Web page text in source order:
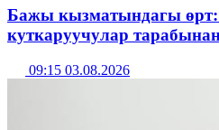
Бажы кызматындагы
куткаруучулар
09:15 03.08.2026